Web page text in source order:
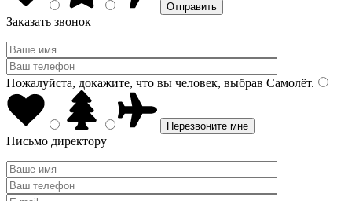
Заказать звонок
Пожалуйста, докажите, что вы человек, выбрав Самолёт.
Письмо директору